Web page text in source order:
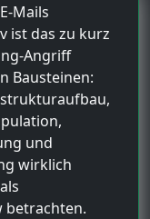
Mails
ist das zu kurz
Angriff
Bausteinen:
und
wirklich
betrachten.